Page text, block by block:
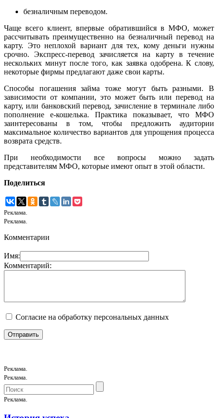
безналичным переводом.
Чаще всего клиент, впервые обратившийся в МФО, может
рассчитывать преимущественно на безналичный перевод на
карту. Это неплохой вариант для тех, кому деньги нужны
срочно. Экспресс-перевод зачисляется на карту в течение
нескольких минут после того, как заявка одобрена. К слову,
некоторые фирмы предлагают даже свои карты.
Способы погашения займа тоже могут быть разными. В
зависимости от компании, это может быть или перевод на
карту, или банковский перевод, зачисление в терминале либо
пополнение е-кошелька. Практика показывает, что МФО
заинтересованы в том, чтобы предложить аудитории
максимальное количество вариантов для упрощения процесса
возврата средств.
При необходимости все вопросы можно задать
представителям МФО, которые имеют опыт в этой области.
Поделиться
Реклама.
Реклама.
Комментарии
Имя:
Комментарий:
Согласие на обработку персональных данных
Реклама.
Реклама.
Реклама.